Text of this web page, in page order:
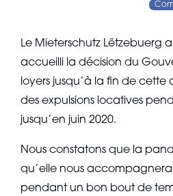
Le Mieterschutz Lëtzebuerg
accueilli la décision du
loyers jusqu’à la fin de cette
des expulsions locatives
jusqu’en juin 2020.
Nous constatons que la
qu’elle nous
pendant un bon bout de